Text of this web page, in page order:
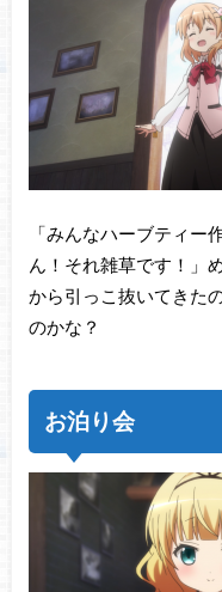
「みんなハーブティー
ん！それ雑草です！」
から引っこ抜いてきた
のかな？
お泊り会